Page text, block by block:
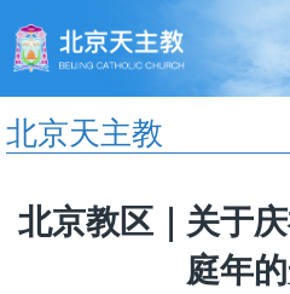
北京天主教
教区动态
北京教区｜关于
庭年